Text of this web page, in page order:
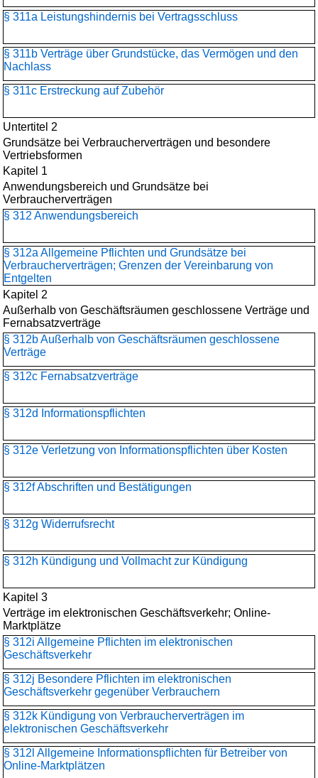
§ 311a Leistungshindernis bei Vertragsschluss
§ 311b Verträge über Grundstücke, das Vermögen und den
Nachlass
§ 311c Erstreckung auf Zubehör
Untertitel 2
Grundsätze bei Verbraucherverträgen und besondere
Vertriebsformen
Kapitel 1
Anwendungsbereich und Grundsätze bei
Verbraucherverträgen
§ 312 Anwendungsbereich
§ 312a Allgemeine Pflichten und Grundsätze bei
Verbraucherverträgen; Grenzen der Vereinbarung von
Entgelten
Kapitel 2
Außerhalb von Geschäftsräumen geschlossene Verträge und
Fernabsatzverträge
§ 312b Außerhalb von Geschäftsräumen geschlossene
Verträge
§ 312c Fernabsatzverträge
§ 312d Informationspflichten
§ 312e Verletzung von Informationspflichten über Kosten
§ 312f Abschriften und Bestätigungen
§ 312g Widerrufsrecht
§ 312h Kündigung und Vollmacht zur Kündigung
Kapitel 3
Verträge im elektronischen Geschäftsverkehr; Online-
Marktplätze
§ 312i Allgemeine Pflichten im elektronischen
Geschäftsverkehr
§ 312j Besondere Pflichten im elektronischen
Geschäftsverkehr gegenüber Verbrauchern
§ 312k Kündigung von Verbraucherverträgen im
elektronischen Geschäftsverkehr
§ 312l Allgemeine Informationspflichten für Betreiber von
Online-Marktplätzen